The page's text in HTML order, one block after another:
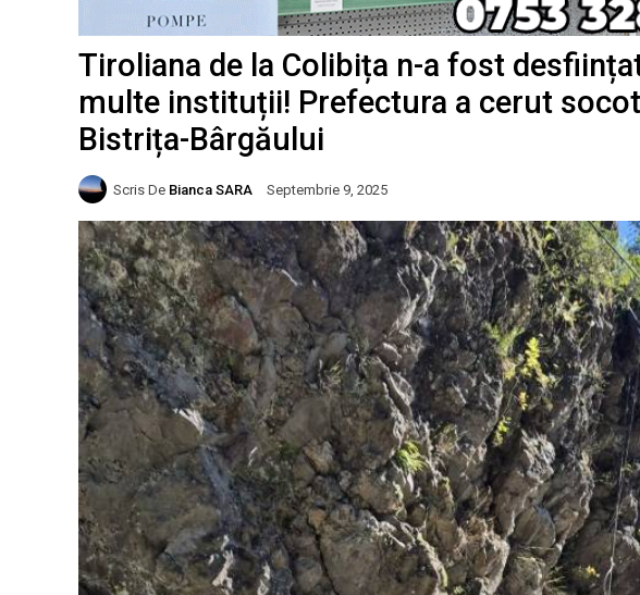
Tiroliana de la Colibița n-a fost
multe instituții! Prefectura a cerut
Bistrița-Bârgăului
Scris De Bianca SARA Septembrie 9, 2025